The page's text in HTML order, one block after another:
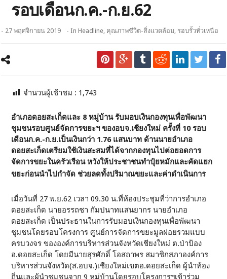
รอบเดือนก.ค.-ก.ย.62
- 27 พฤศจิกายน 2019 - InHeadline, คุณภาพชีวิต-สิ่งแวดล้อม, รอบรั้วทั่วเหนือ
จำนวนผู้เช้าชม : 1,743
อำเภอดอยสะเก็ดและ 8 หมู่บ้าน รับมอบเงินกองทุนเพื่อพัฒนา
ชุมชนรอบศูนย์จัดการขยะฯ ของอบจ.เชียงใหม่ ครั้งที่ 10 รอบ
เดือนก.ค.-ก.ย.เป็นเงินกว่า 1.76 แสนบาท ด้านนายอำเภอ
ดอยสะเก็ดเตรียมใช้เงินสะสมที่ได้จากกองทุนไปต่อยอดการ
จัดการขยะในครัวเรือน หวังให้ประชาชนทำปุ๋ยหมักและคัดแยก
ขยะก่อนนำไปกำจัด ช่วยลดทั้งปริมาณขยะและค่าดำเนินการ
เมื่อวันที่ 27 พ.ย.62 เวลา 09.30 น.ที่ห้องประชุมที่ว่าการอำเภอ
ดอยสะเก็ด นายอรรถชา กัมปนาทแสนยากร นายอำเภอ
ดอยสะเก็ด เป็นประธานในการรับมอบเงินกองทุนเพื่อพัฒนา
ชุมชนโดยรอบโครงการ ศูนย์การจัดการขยะมูลฝอยรวมแบบ
ครบวงจร ขององค์การบริหารส่วนจังหวัดเชียงใหม่ ต.ป่าป้อง
อ.ดอยสะเก็ด โดยมีนายสุรศักดิ์ โอสถาพร สมาชิกสภาองค์การ
บริหารส่วนจังหวัด(ส.อบจ.)เชียงใหม่เขตอ.ดอยสะเก็ด ผู้นำท้อง
ถิ่นและผู้นำชุมชนจาก 9 หมู่บ้านโดยรอบโครงการฯเข้าร่วม